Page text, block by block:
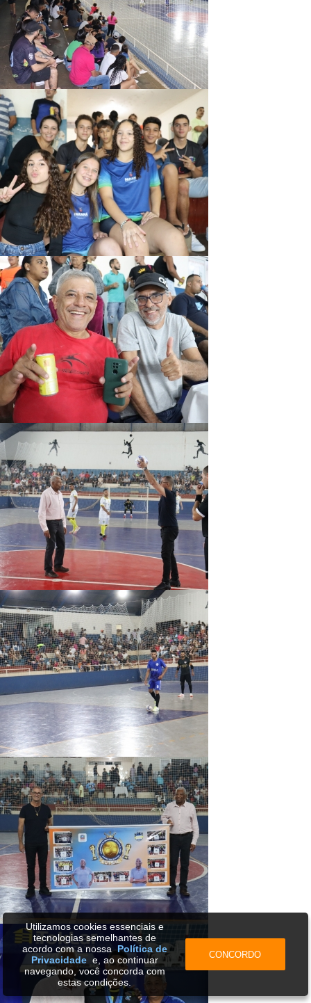
Utilizamos cookies essenciais e
tecnologias semelhantes de
acordo com a nossaPolítica de
Privacidadee, ao continuar
navegando, você concorda com
estas condições.
CONCORDO